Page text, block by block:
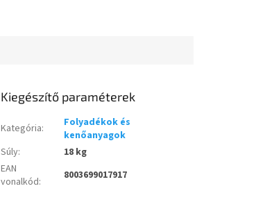
Kiegészítő paraméterek
Kategória:
Folyadékok és
kenőanyagok
Súly:
18 kg
EAN
vonalkód: 8003699017917